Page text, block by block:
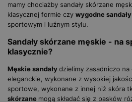
mamy chociażby sandały skórzane
klasycznej formie czy wygodne
sportowym i luźnym stylu.
Sandały skórzane męskie - na
klasycznie?
Męskie sandały dzielimy zasadniczo
eleganckie, wykonane z wysokiej
sportowe, wykonane z innej niż skóra
skórzane mogą składać się z pasków